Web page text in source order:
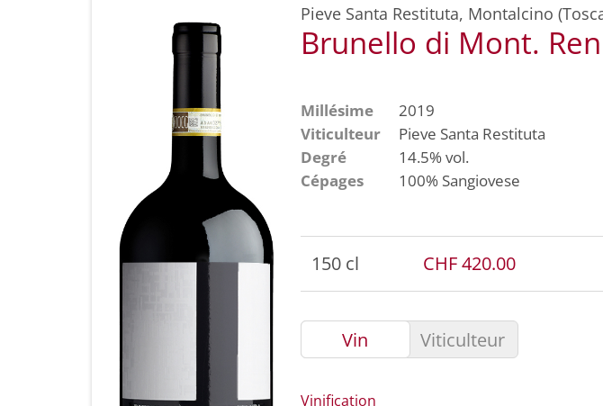
Pieve Santa Restituta, Montalcino
Brunello di Mont.
Millésime
2019
Viticulteur
Pieve Santa Restituta
Degré
14.5% vol.
Cépages
100% Sangiovese
150 cl CHF 420.00
Vin Viticulteur
Vinification